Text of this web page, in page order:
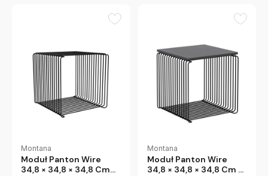
Montana
Moduł Panton Wire
34,8 × 34,8 × 34,8 Cm
Montana
Moduł Panton Wire
34,8 × 34,8 × 34,8 Cm Z